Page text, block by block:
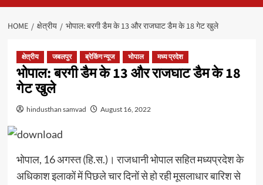
HOME क्षेत्रीय भोपाल: बरगी डैम के 13 और राजघाट डैम के 18 गेट खुले
क्षेत्रीय जबलपुर ब्रेकिंग न्यूज भोपाल मध्य प्रदेश
भोपाल: बरगी डैम के 13 और राजघाट डैम के 18
गेट खुले
hindusthan samvad August 16, 2022
भोपाल, 16 अगस्त (हि.स.)। राजधानी भोपाल सहित मध्यप्रदेश के
अधिकाश इलाकों में पिछले चार दिनों से हो रही मूसलाधार बारिश से